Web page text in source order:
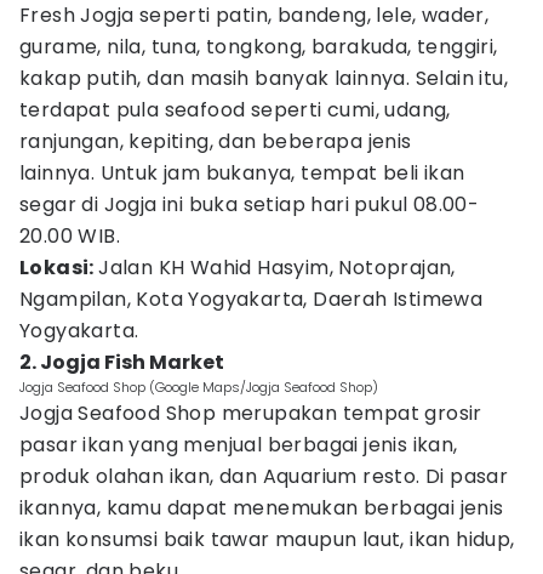
Fresh Jogja seperti patin, bandeng, lele, wader,
gurame, nila, tuna, tongkong, barakuda, tenggiri,
kakap putih, dan masih banyak lainnya. Selain itu,
terdapat pula seafood seperti cumi, udang,
ranjungan, kepiting, dan beberapa jenis
lainnya. Untuk jam bukanya, tempat beli ikan
segar di Jogja ini buka setiap hari pukul 08.00-
20.00 WIB.
Lokasi:Jalan KH Wahid Hasyim, Notoprajan,
Ngampilan, Kota Yogyakarta, Daerah Istimewa
Yogyakarta.
2. Jogja Fish Market
Jogja Seafood Shop (Google Maps/Jogja Seafood Shop)
Jogja Seafood Shop merupakan tempat grosir
pasar ikan yang menjual berbagai jenis ikan,
produk olahan ikan, dan Aquarium resto. Di pasar
ikannya, kamu dapat menemukan berbagai jenis
ikan konsumsi baik tawar maupun laut, ikan hidup,